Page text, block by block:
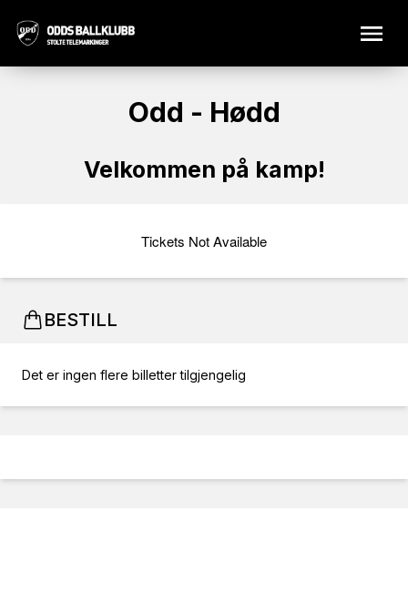
Odd - Hødd
Velkommen på kamp!
Tickets Not Available
BESTILL
Det er ingen flere billetter tilgjengelig